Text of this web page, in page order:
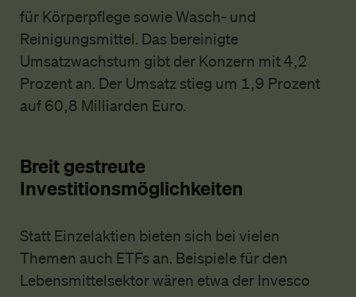
für Körperpflege sowie Wasch- und
Reinigungsmittel. Das bereinigte
Umsatzwachstum gibt der Konzern mit 4,2
Prozent an. Der Umsatz stieg um 1,9 Prozent
auf 60,8 Milliarden Euro.
Breit gestreute
Investitionsmöglichkeiten
Statt Einzelaktien bieten sich bei vielen
Themen auch ETFs an. Beispiele für den
Lebensmittelsektor wären etwa der Invesco